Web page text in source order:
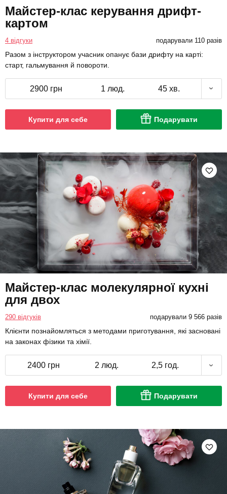
Майстер-клас керування дрифт-
картом
4 відгуки подарували 110 разів
Разом з інструктором учасник опанує бази дрифту на карті:
старт, гальмування й повороти.
2900 грн 1 люд. 45 хв.
Купити для себе Подарувати
Майстер-клас молекулярної кухні
для двох
290 відгуків подарували 9 566 разів
Клієнти познайомляться з методами приготування, які засновані
на законах фізики та хімії.
2400 грн 2 люд. 2,5 год.
Купити для себе Подарувати